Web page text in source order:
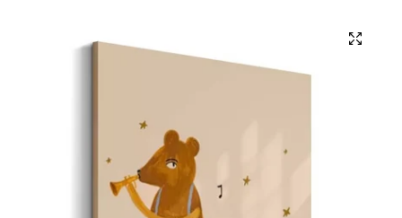
10% OFF com o cupom: BEMVINDO